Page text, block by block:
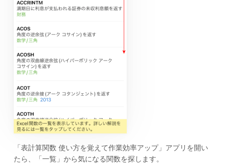
「表計算関数 使い方を覚えて作業効率アップ」アプリを開い
たら、「一覧」から気になる関数を探します。